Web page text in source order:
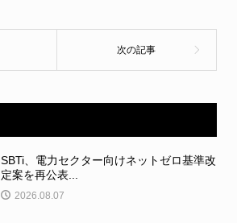
SBTi、電力セクター向けネットゼロ基準改
定案を再公表...
2026.08.07